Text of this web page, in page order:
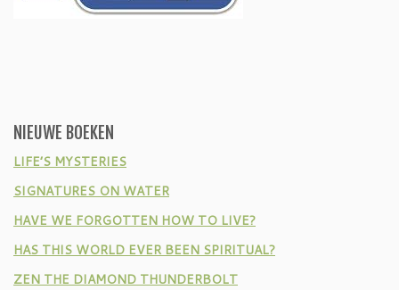
NIEUWE BOEKEN
LIFE’S MYSTERIES
SIGNATURES ON WATER
HAVE WE FORGOTTEN HOW TO LIVE?
HAS THIS WORLD EVER BEEN SPIRITUAL?
ZEN THE DIAMOND THUNDERBOLT